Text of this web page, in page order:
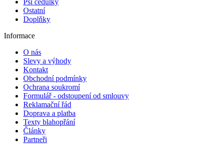
Ostatní
Doplňky
Informace
O nás
Slevy a výhody
Kontakt
Obchodní podmínky
Ochrana soukromí
Formulář - odstoupení od smlouvy
Reklamační řád
Doprava a platba
Texty blahopřání
Články
Partneři